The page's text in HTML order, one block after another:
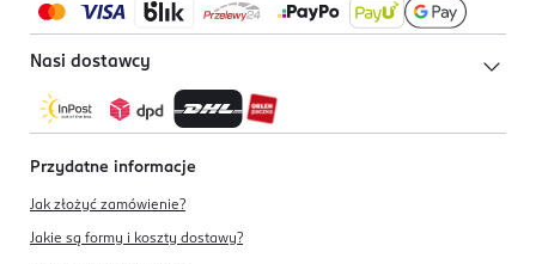
Nasi dostawcy
Przydatne informacje
Jak złożyć zamówienie?
Jakie są formy i koszty dostawy?